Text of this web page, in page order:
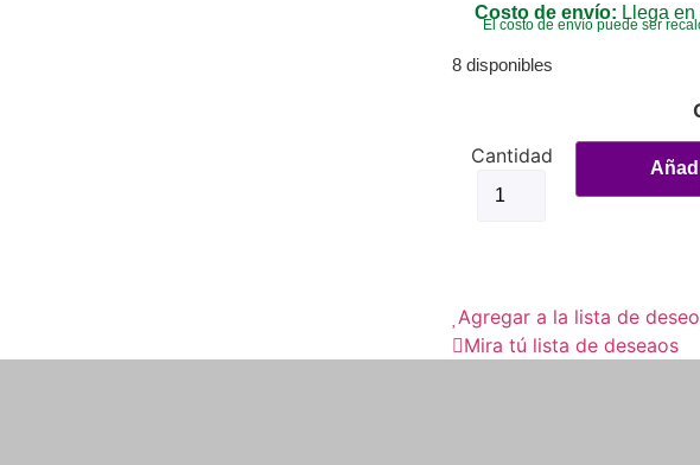
Costo de envío: Llega
El costo de envío puede ser
8 disponibles
Agregar a la lista de
Mira tú lista de deseaos